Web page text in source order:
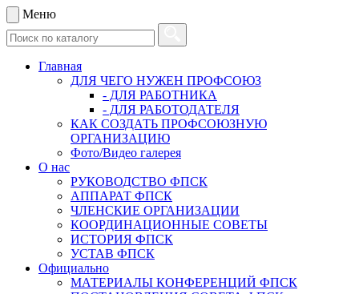
Меню
Главная
ДЛЯ ЧЕГО НУЖЕН ПРОФСОЮЗ
- ДЛЯ РАБОТНИКА
- ДЛЯ РАБОТОДАТЕЛЯ
КАК СОЗДАТЬ ПРОФСОЮЗНУЮ
ОРГАНИЗАЦИЮ
Фото/Видео галерея
О нас
РУКОВОДСТВО ФПСК
АППАРАТ ФПСК
ЧЛЕНСКИЕ ОРГАНИЗАЦИИ
КООРДИНАЦИОННЫЕ СОВЕТЫ
ИСТОРИЯ ФПСК
УСТАВ ФПСК
Официально
МАТЕРИАЛЫ КОНФЕРЕНЦИЙ ФПСК